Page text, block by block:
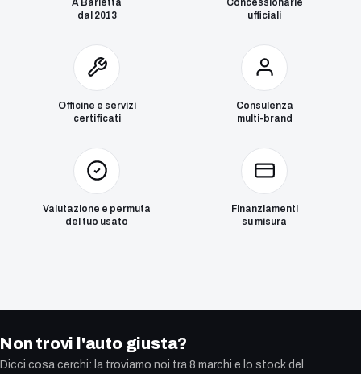
dal 2013
ufficiali
Officine e servizi
certificati
Consulenza
multi-brand
Valutazione e permuta
del tuo usato
Finanziamenti
su misura
Non trovi l'auto giusta?
Dicci cosa cerchi: la troviamo noi tra 8 marchi e lo stock del